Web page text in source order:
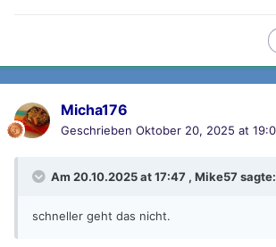
Micha176
Geschrieben Oktober 20, 2025 at
Am 20.10.2025 at 17:47 , Mike57 sagte:
schneller geht das nicht.